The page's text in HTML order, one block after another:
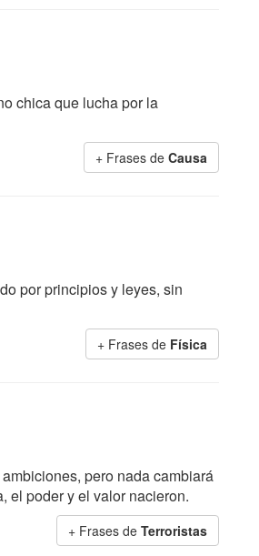
chica que lucha por la
+ Frases de Causa
por principios y leyes, sin
+ Frases de Física
pero nada cambiará
el poder y el valor nacieron.
+ Frases de Terroristas